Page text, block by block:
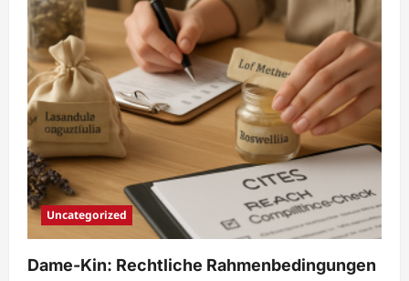
Uncategorized
Dame-Kin: Rechtliche Rahmenbedingungen